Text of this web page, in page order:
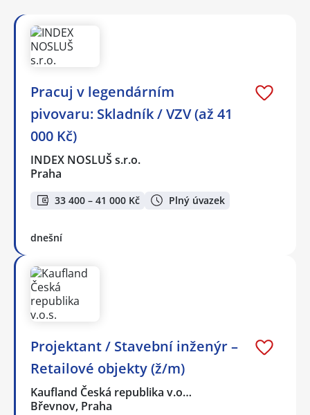
Pracuj v legendárním
pivovaru: Skladník / VZV (až 41
000 Kč)
INDEX NOSLUŠ s.r.o.
Praha
33 400 – 41 000 Kč Plný úvazek
dnešní
Projektant / Stavební inženýr –
Retailové objekty (ž/m)
Kaufland Česká republika v.o…
Břevnov, Praha